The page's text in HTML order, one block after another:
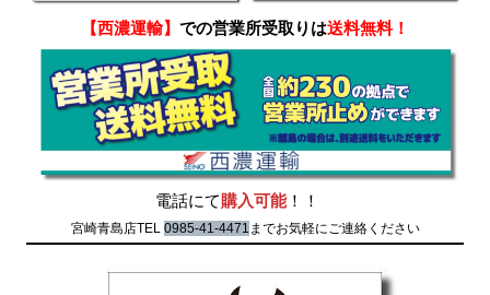
【西濃運輸】 での営業所受取りは送料無料！
電話にて購入可能！！
宮崎青島店TEL 0985-41-4471 までお気軽にご連絡ください